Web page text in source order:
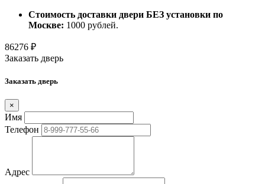
Стоимость доставки двери БЕЗ установки по
Москве: 1000 рублей.
86276 ₽
Заказать дверь
Заказать дверь
×
Имя
Телефон
Адрес